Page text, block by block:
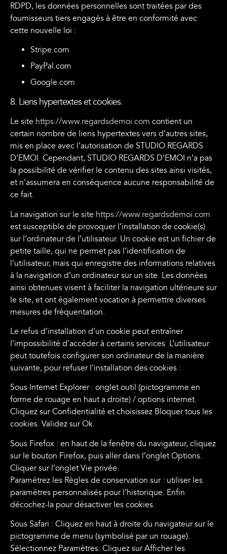
RDPD, les données personnelles sont traitées par des
fournisseurs tiers engagés à être en conformité avec
cette nouvelle loi :
Stripe.com
PayPal.com
Google.com
8. Liens hypertextes et cookies.
Le site https://www.regardsdemoi.com contient un
certain nombre de liens hypertextes vers d’autres sites,
mis en place avec l’autorisation de STUDIO REGARDS
D’EMOI. Cependant, STUDIO REGARDS D’EMOI n’a pas
la possibilité de vérifier le contenu des sites ainsi visités,
et n’assumera en conséquence aucune responsabilité de
ce fait.
La navigation sur le site https://www.regardsdemoi.com
est susceptible de provoquer l’installation de cookie(s)
sur l’ordinateur de l’utilisateur. Un cookie est un fichier de
petite taille, qui ne permet pas l’identification de
l’utilisateur, mais qui enregistre des informations relatives
à la navigation d’un ordinateur sur un site. Les données
ainsi obtenues visent à faciliter la navigation ultérieure sur
le site, et ont également vocation à permettre diverses
mesures de fréquentation.
Le refus d’installation d’un cookie peut entraîner
l’impossibilité d’accéder à certains services. L’utilisateur
peut toutefois configurer son ordinateur de la manière
suivante, pour refuser l’installation des cookies :
Sous Internet Explorer : onglet outil (pictogramme en
forme de rouage en haut a droite) / options internet.
Cliquez sur Confidentialité et choisissez Bloquer tous les
cookies. Validez sur Ok.
Sous Firefox : en haut de la fenêtre du navigateur, cliquez
sur le bouton Firefox, puis aller dans l’onglet Options.
Cliquer sur l’onglet Vie privée.
Paramétrez les Règles de conservation sur : utiliser les
paramètres personnalisés pour l’historique. Enfin
décochez-la pour désactiver les cookies.
Sous Safari : Cliquez en haut à droite du navigateur sur le
pictogramme de menu (symbolisé par un rouage).
Sélectionnez Paramètres. Cliquez sur Afficher les